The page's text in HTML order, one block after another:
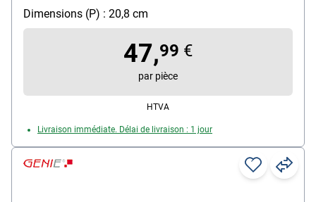
nombre de feuilles max. par coupe (80g/m²) : 8
Quadrillage avec différents formats : Oui
Dimensions (P) : 20,8 cm
47,99 €
par pièce
HTVA
Livraison immédiate. Délai de livraison : 1 jour